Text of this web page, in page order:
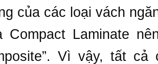
của các loại vách
Compact Laminate
Vì vậy, tất